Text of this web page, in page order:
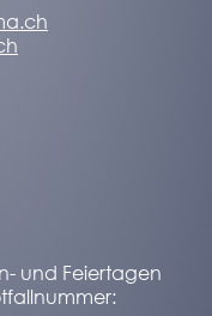
und Feiertagen